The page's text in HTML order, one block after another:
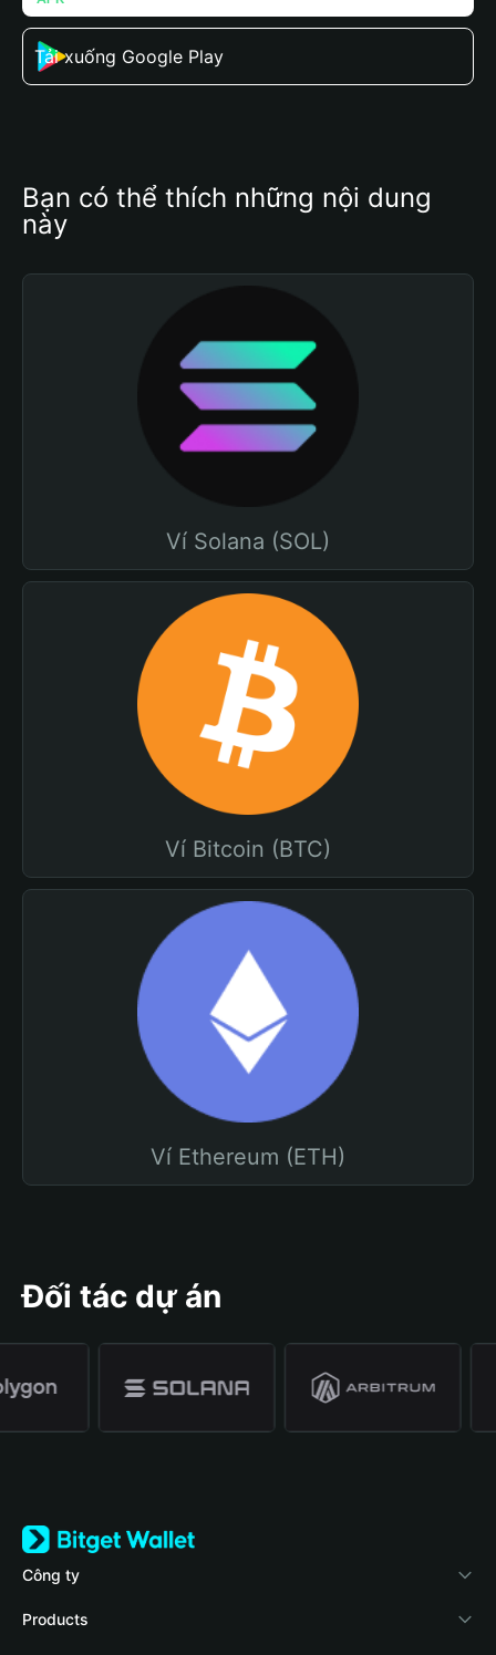
Tải xuống Google Play
Bạn có thể thích những nội dung
này
Ví Solana (SOL)
Ví Bitcoin (BTC)
Ví Ethereum (ETH)
Đối tác dự án
Công ty
Về Bitget Wallet
Products